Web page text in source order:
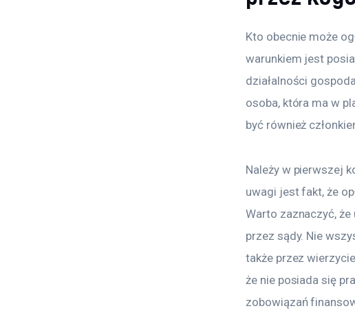
Kto obecnie może
warunkiem jest
działalności
osoba, która ma w
być również
Należy w pierwszej
uwagi jest fakt, że
Warto zaznaczyć, że
przez sądy. Nie
także przez
że nie posiada się
zobowiązań